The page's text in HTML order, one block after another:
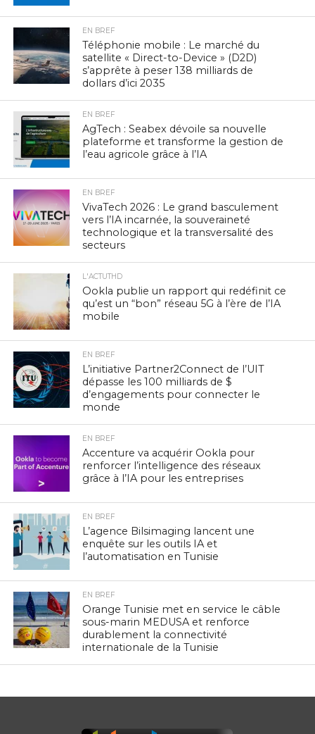
EN BREF
Téléphonie mobile : Le marché du
satellite « Direct-to-Device » (D2D)
s’apprête à peser 138 milliards de
dollars d’ici 2035
EN BREF
AgTech : Seabex dévoile sa nouvelle
plateforme et transforme la gestion de
l’eau agricole grâce à l’IA
EN BREF
VivaTech 2026 : Le grand basculement
vers l’IA incarnée, la souveraineté
technologique et la transversalité des
secteurs
L'ACTUTHD
Ookla publie un rapport qui redéfinit ce
qu’est un “bon” réseau 5G à l’ère de l’IA
mobile
EN BREF
L’initiative Partner2Connect de l’UIT
dépasse les 100 milliards de $
d’engagements pour connecter le
monde
EN BREF
Accenture va acquérir Ookla pour
renforcer l’intelligence des réseaux
grâce à l’IA pour les entreprises
EN BREF
L’agence Bilsimaging lancent une
enquête sur les outils IA et
l’automatisation en Tunisie
EN BREF
Orange Tunisie met en service le câble
sous-marin MEDUSA et renforce
durablement la connectivité
internationale de la Tunisie